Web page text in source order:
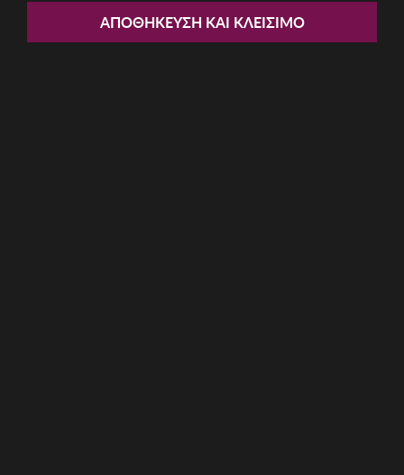
Ανδρικό Ρολόι REACTION
ΑΠΟΘΉΚΕΥΣΗ ΚΑΙ ΚΛΕΊΣΙΜΟ